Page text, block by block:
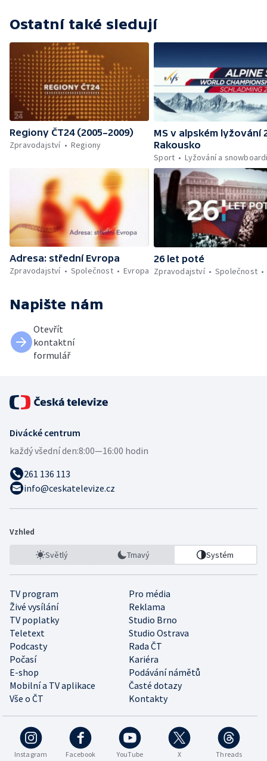
Ostatní také sledují
Regiony ČT24 (2005–2009)
Zpravodajství
Regiony
MS v alpském lyžování
Rakousko
Sport
Lyžování a
Adresa: střední Evropa
Zpravodajství
Společnost Evropa
26 let poté
Zpravodajství
Společnost
Napište nám
Otevřít
kontaktní
formulář
Divácké centrum
každý všední den:8:00—16:00 hodin
261 136 113
info@ceskatelevize.cz
Vzhled
Světlý Tmavý Systém
TV program
Pro média
Živé vysílání
Reklama
TV poplatky
Studio Brno
Teletext
Studio Ostrava
Podcasty
Rada ČT
Počasí
Kariéra
E-shop
Podávání námětů
Mobilní a TV aplikace
Časté dotazy
Vše o ČT
Kontakty
Instagram Facebook YouTube X Threads